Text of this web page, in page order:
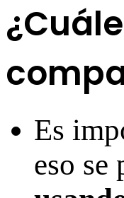
Es
eso se